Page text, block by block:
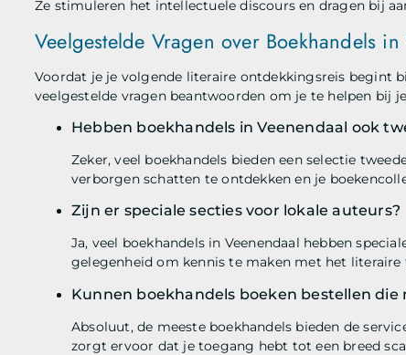
Ze stimuleren het intellectuele discours en dragen bij
Veelgestelde Vragen over Boekhandels in
Voordat je je volgende literaire ontdekkingsreis begint
veelgestelde vragen beantwoorden om je te helpen bij
Hebben boekhandels in Veenendaal ook
Zeker, veel boekhandels bieden een selectie
verborgen schatten te ontdekken en je
Zijn er speciale secties voor lokale auteurs?
Ja, veel boekhandels in Veenendaal hebben
gelegenheid om kennis te maken met het literaire
Kunnen boekhandels boeken bestellen die
Absoluut, de meeste boekhandels bieden de
zorgt ervoor dat je toegang hebt tot een breed